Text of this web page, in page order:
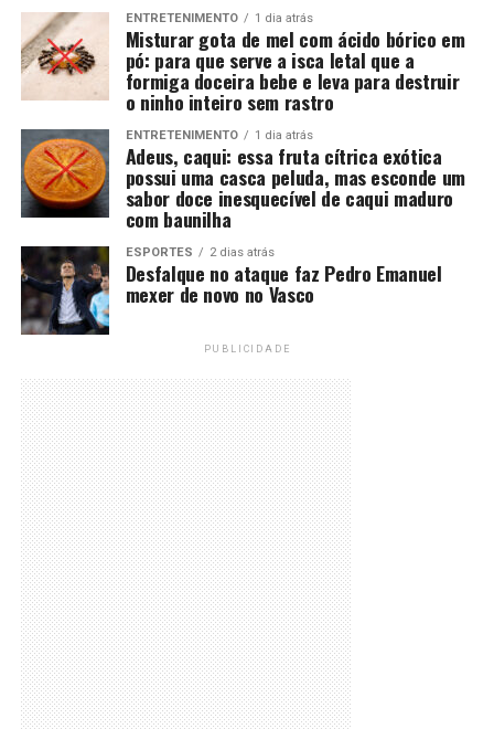
ENTRETENIMENTO 1 dia atrás
Misturar gota de mel com ácido bórico em
pó: para que serve a isca letal que a
formiga doceira bebe e leva para destruir
o ninho inteiro sem rastro
ENTRETENIMENTO 1 dia atrás
Adeus, caqui: essa fruta cítrica exótica
possui uma casca peluda, mas esconde um
sabor doce inesquecível de caqui maduro
com baunilha
ESPORTES 2 dias atrás
Desfalque no ataque faz Pedro Emanuel
mexer de novo no Vasco
PUBLICIDADE